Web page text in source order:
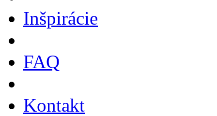
Inšpirácie
FAQ
Kontakt